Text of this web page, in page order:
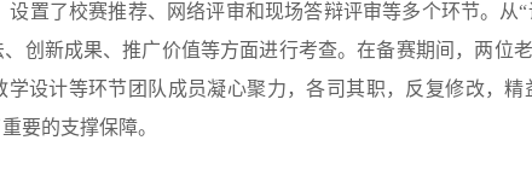
设置了校赛推荐、网络评审和现场答辩评审等多个环节。从
创新成果、推广价值等方面进行考查。在备赛期间，两位
设计等环节团队成员凝心聚力，各司其职，反复修改，
要的支撑保障。